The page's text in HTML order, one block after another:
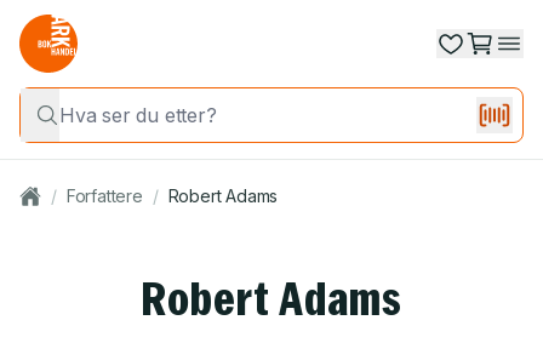
/ Forfattere / Robert Adams
Robert Adams